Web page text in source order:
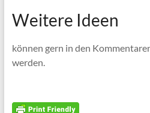
Weitere Ideen
können gern in den
werden.